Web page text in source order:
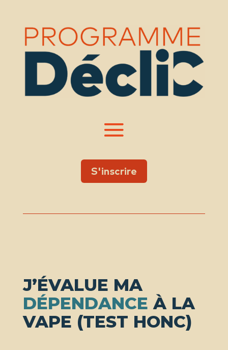
S'inscrire
J’ÉVALUE MA
DÉPENDANCE À LA
VAPE (TEST HONC)